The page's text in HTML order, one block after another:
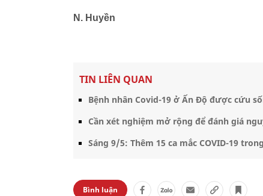
N. Huyền
TIN LIÊN QUAN
Bệnh nhân Covid-19 ở Ấn Độ được cứu
Cần xét nghiệm mở rộng để đánh giá
Sáng 9/5: Thêm 15 ca mắc COVID-19
Bình luận